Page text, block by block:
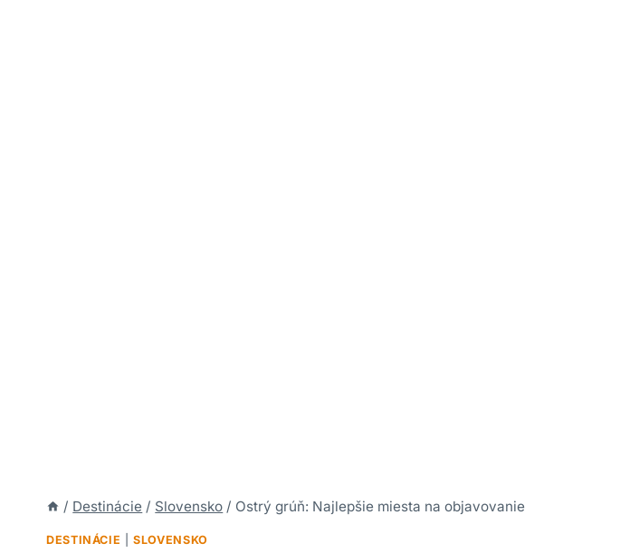
/ Destinácie / Slovensko / Ostrý grúň: Najlepšie miesta na objavovanie
DESTINÁCIE |SLOVENSKO